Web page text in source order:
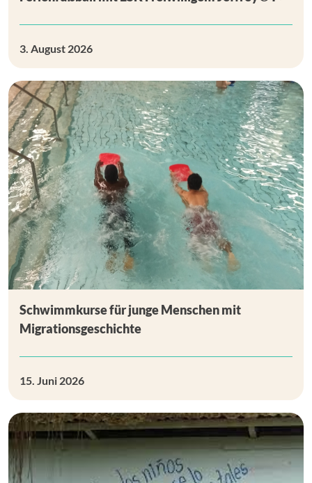
3. August 2026
Schwimmkurse für junge Menschen mit
Migrationsgeschichte
15. Juni 2026